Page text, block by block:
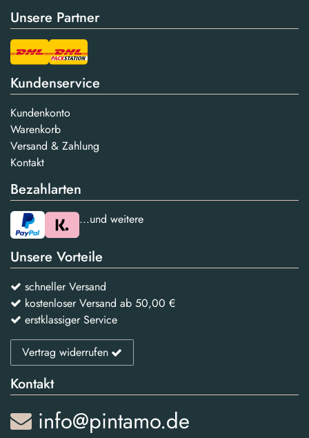
Unsere Partner
Kundenservice
Kundenkonto
Warenkorb
Versand & Zahlung
Kontakt
Bezahlarten
...und weitere
Unsere Vorteile
schneller Versand
kostenloser Versand ab 50,00 €
erstklassiger Service
Vertrag widerrufen
Kontakt
info@pintamo.de